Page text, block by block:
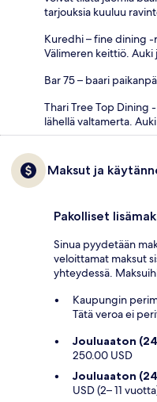
tarjouksia kuuluu
Kuredhi – fine dining
Välimeren keittiö. Auki
Bar 75 – baari
Thari Tree Top Dining
lähellä valtamerta.
Maksut ja
Pakolliset
Sinua pyydetään
veloittamat maksut
yhteydessä.
Kaupungin
Tätä veroa ei
Jouluaaton
250.00 USD
Jouluaaton
USD (2– 11